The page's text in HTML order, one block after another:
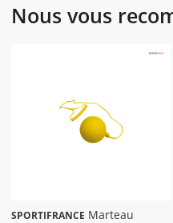
Nous vous
SPORTIFRANCE